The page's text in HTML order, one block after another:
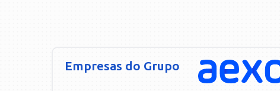
Empresas do Grupo